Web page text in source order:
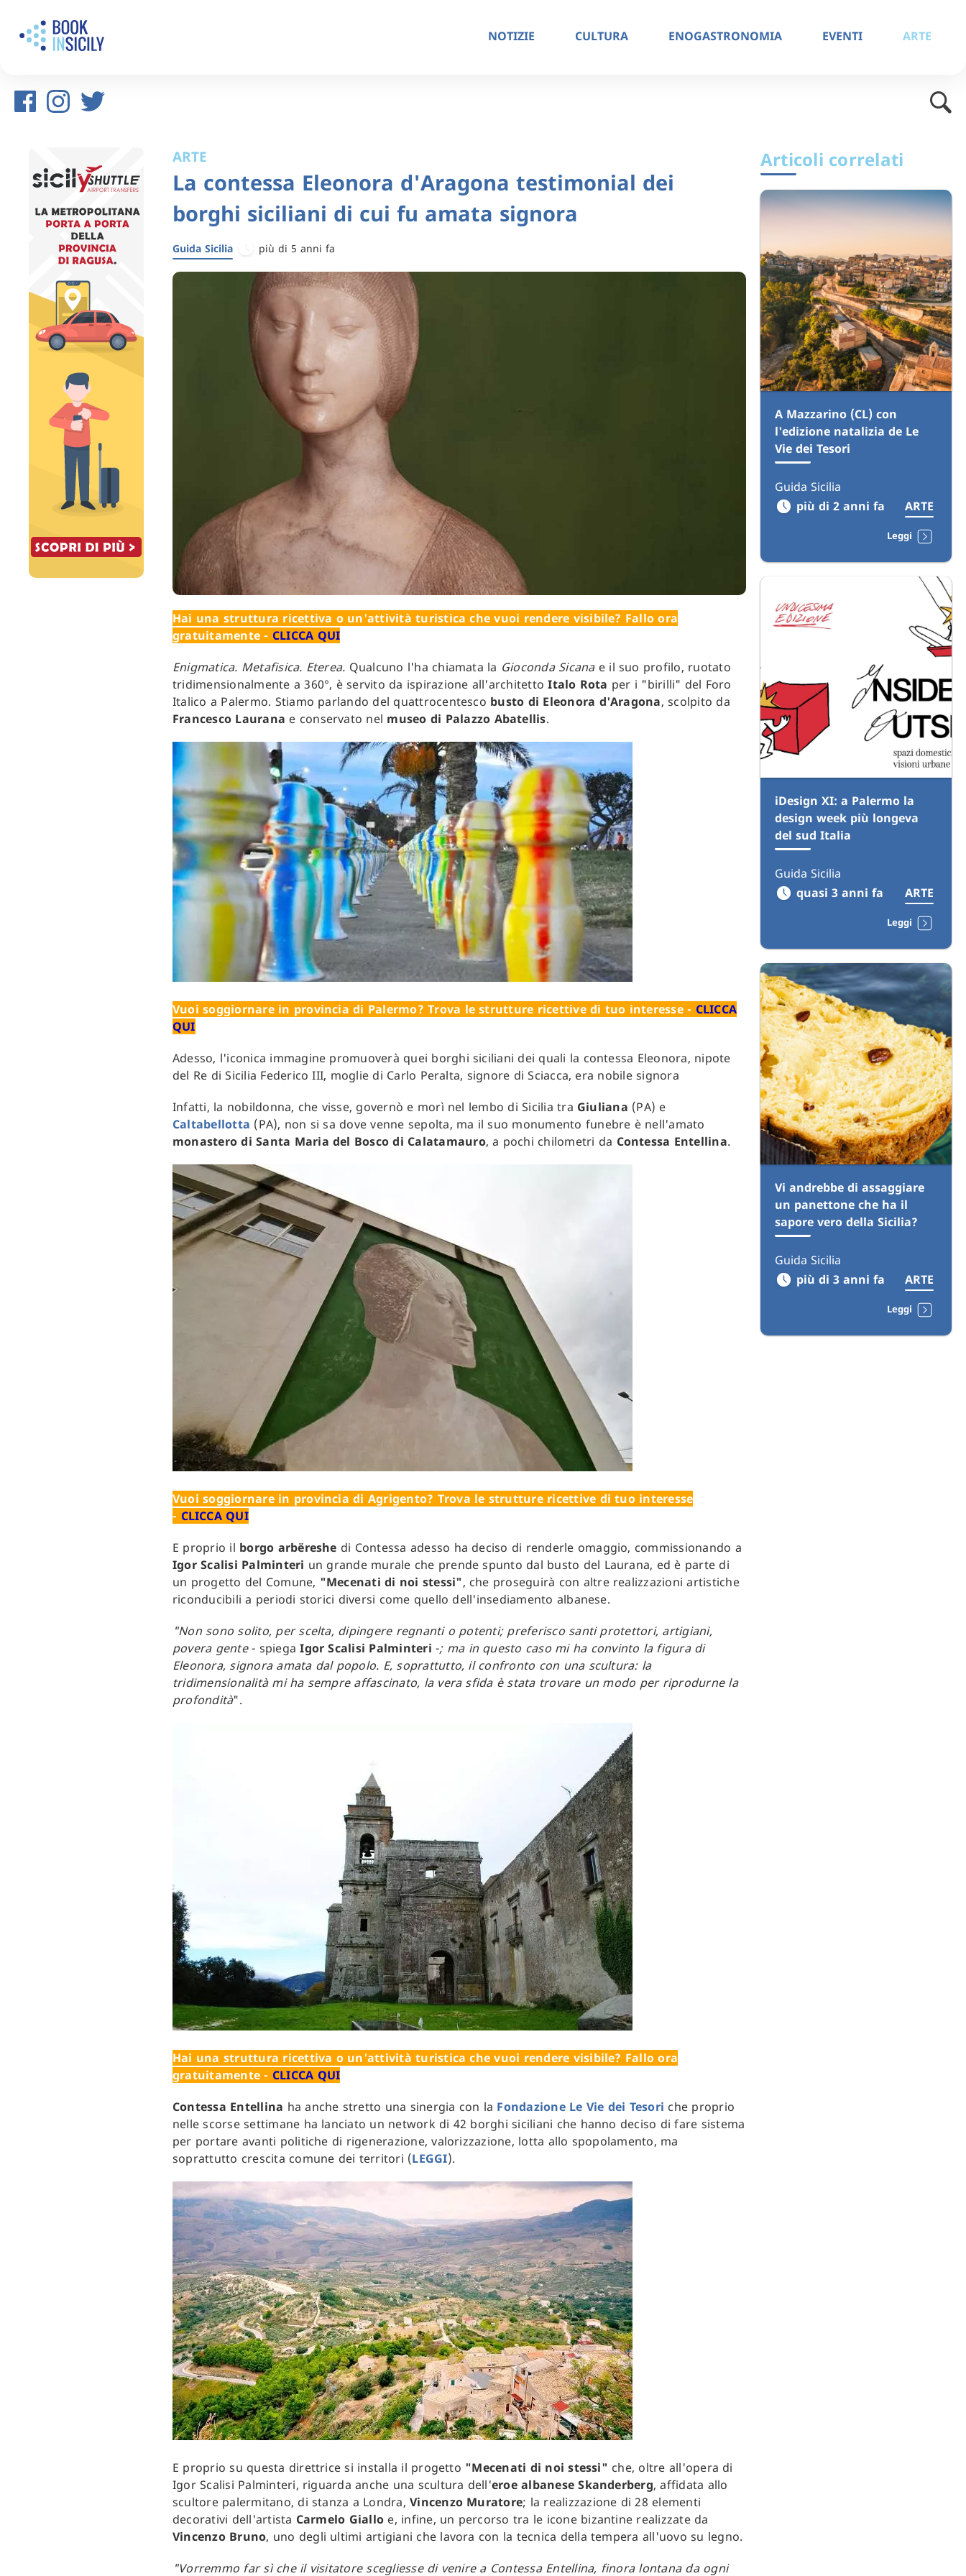
NOTIZIE CULTURA ENOGASTRONOMIA EVENTI ARTE
Articoli correlati
A Mazzarino (CL) con
l'edizione natalizia de Le
Vie dei Tesori
Guida Sicilia
più di 2 anni fa
ARTE
Leggi
iDesign XI: a Palermo la
design week più longeva
del sud Italia
Guida Sicilia
quasi 3 anni fa
ARTE
Leggi
Vi andrebbe di assaggiare
un panettone che ha il
sapore vero della Sicilia?
Guida Sicilia
più di 3 anni fa
ARTE
Leggi
ARTE
La contessa Eleonora d'Aragona testimonial dei
borghi siciliani di cui fu amata signora
Guida Sicilia più di 5 anni fa
Hai una struttura ricettiva o un'attività turistica che vuoi rendere visibile? Fallo ora
gratuitamente - CLICCA QUI
Enigmatica. Metafisica. Eterea. Qualcuno l'ha chiamata la Gioconda Sicanae il suo profilo, ruotato
tridimensionalmente a 360°, è servito da ispirazione all'architettoItalo Rota per i "birilli" del Foro
Italico a Palermo. Stiamo parlando del quattrocentesco busto di Eleonora d'Aragona, scolpito da
Francesco Laurana e conservato nel museo di Palazzo Abatellis.
Vuoi soggiornare in provincia di Palermo? Trova le strutture ricettive di tuo interesse - CLICCA
QUI
Adesso, l'iconica immagine promuoverà quei borghi siciliani dei quali la contessa Eleonora, nipote
del Re di Sicilia Federico III, moglie di Carlo Peralta, signore di Sciacca, era nobile signora
Infatti, la nobildonna, che visse, governò e morì nel lembo di Sicilia tra Giuliana (PA) e
Caltabellotta (PA), non si sa dove venne sepolta, ma il suo monumento funebre è nell'amato
monastero di Santa Maria del Bosco di Calatamauro, a pochi chilometri da Contessa Entellina.
Vuoi soggiornare in provincia di Agrigento? Trova le strutture ricettive di tuo interesse
- CLICCA QUI
E proprio il borgo arbëreshe di Contessa adesso ha deciso di renderle omaggio, commissionando a
Igor Scalisi Palminteri un grande murale che prende spunto dal busto del Laurana, ed è parte di
un progetto del Comune, "Mecenati di noi stessi", che proseguirà con altre realizzazioni artistiche
riconducibili a periodi storici diversi come quello dell'insediamento albanese.
"Non sono solito, per scelta, dipingere regnanti o potenti; preferisco santi protettori, artigiani,
povera gente- spiegaIgor Scalisi Palminteri -; ma in questo caso mi ha convinto la figura di
Eleonora, signora amata dal popolo. E, soprattutto, il confronto con una scultura: la
tridimensionalità mi ha sempre affascinato, la vera sfida è stata trovare un modo per riprodurne la
profondità".
Hai una struttura ricettiva o un'attività turistica che vuoi rendere visibile? Fallo ora
gratuitamente - CLICCA QUI
Contessa Entellina ha anche stretto una sinergia con la Fondazione Le Vie dei Tesori che proprio
nelle scorse settimane ha lanciato un network di 42 borghi siciliani che hanno deciso di fare sistema
per portare avanti politiche di rigenerazione, valorizzazione, lotta allo spopolamento, ma
soprattutto crescita comune dei territori (LEGGI).
E proprio su questa direttrice si installa il progetto "Mecenati di noi stessi" che, oltre all'opera di
Igor Scalisi Palminteri, riguarda anche una scultura dell'eroe albanese Skanderberg, affidata allo
scultore palermitano, di stanza a Londra,Vincenzo Muratore; la realizzazione di 28 elementi
decorativi dell'artista Carmelo Giallo e, infine, un percorso tra le icone bizantine realizzate da
Vincenzo Bruno, uno degli ultimi artigiani che lavora con la tecnica della tempera all'uovo su legno.
"Vorremmo far sì che il visitatore scegliesse di venire a Contessa Entellina, finora lontana da ogni